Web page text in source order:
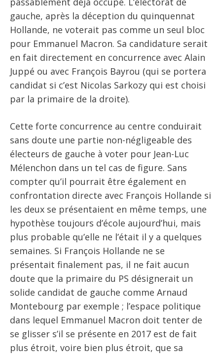
gauche, après la déception du quinquennat
Hollande, ne voterait pas comme un seul bloc
pour Emmanuel Macron. Sa candidature serait
en fait directement en concurrence avec Alain
Juppé ou avec François Bayrou (qui se portera
candidat si c’est Nicolas Sarkozy qui est choisi
par la primaire de la droite).
Cette forte concurrence au centre conduirait
sans doute une partie non-négligeable des
électeurs de gauche à voter pour Jean-Luc
Mélenchon dans un tel cas de figure. Sans
compter qu’il pourrait être également en
confrontation directe avec François Hollande si
les deux se présentaient en même temps, une
hypothèse toujours d’école aujourd’hui, mais
plus probable qu’elle ne l’était il y a quelques
semaines. Si François Hollande ne se
présentait finalement pas, il ne fait aucun
doute que la primaire du PS désignerait un
solide candidat de gauche comme Arnaud
Montebourg par exemple ; l’espace politique
dans lequel Emmanuel Macron doit tenter de
se glisser s’il se présente en 2017 est de fait
plus étroit, voire bien plus étroit, que sa